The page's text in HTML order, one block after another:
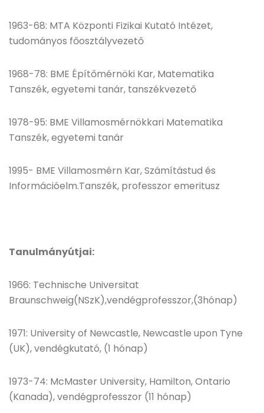
1963-68: MTA Központi Fizikai Kutató Intézet,
tudományos főosztályvezető
1968-78: BME Építőmérnöki Kar, Matematika
Tanszék, egyetemi tanár, tanszékvezető
1978-95: BME Villamosmérnökkari Matematika
Tanszék, egyetemi tanár
1995- BME Villamosmérn Kar, Számítástud és
Információelm.Tanszék, professzor emeritusz
Tanulmányútjai:
1966: Technische Universitat
Braunschweig(NSzK),vendégprofesszor,(3hónap)
1971: University of Newcastle, Newcastle upon Tyne
(UK), vendégkutató, (1 hónap)
1973-74: McMaster University, Hamilton, Ontario
(Kanada), vendégprofesszor (11 hónap)